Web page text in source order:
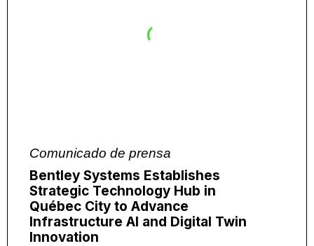
Comunicado de prensa
Bentley Systems Establishes
Strategic Technology Hub in
Québec City to Advance
Infrastructure AI and Digital Twin
Innovation